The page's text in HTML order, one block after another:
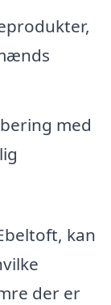
med
kan
der er